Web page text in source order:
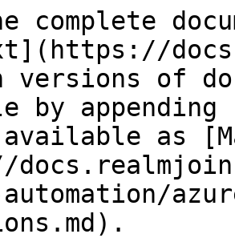
complete
versions of
by
as